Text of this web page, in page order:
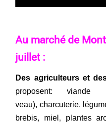
Au marché de
juillet :
Des agriculteurs et
proposent: viande
veau), charcuterie,
brebis, miel, plantes